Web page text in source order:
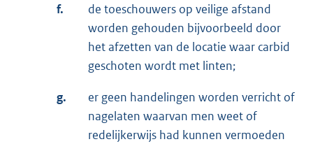
f.
de toeschouwers op veilige afstand
worden gehouden bijvoorbeeld door
het afzetten van de locatie waar carbid
geschoten wordt met linten;
g.
er geen handelingen worden verricht of
nagelaten waarvan men weet of
redelijkerwijs had kunnen vermoeden